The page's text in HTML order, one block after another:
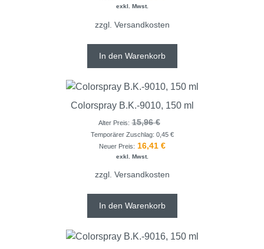
exkl. Mwst.
zzgl. Versandkosten
In den Warenkorb
Colorspray B.K.-9010, 150 ml
Alter Preis: 15,96€
Temporärer Zuschlag: 0,45 €
Neuer Preis: 16,41 €
exkl. Mwst.
zzgl. Versandkosten
In den Warenkorb